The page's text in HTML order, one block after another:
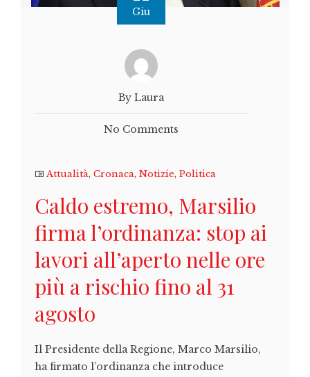
Giu
By Laura
No Comments
Attualità, Cronaca, Notizie, Politica
Caldo estremo, Marsilio
firma l’ordinanza: stop ai
lavori all’aperto nelle ore
più a rischio fino al 31
agosto
Il Presidente della Regione, Marco Marsilio,
ha firmato l’ordinanza che introduce